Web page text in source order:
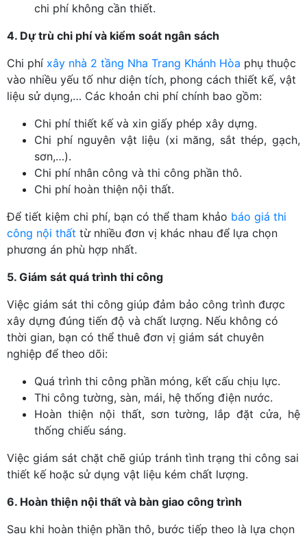
chi phí không cần thiết.
4. Dự trù chi phí và kiểm soát ngân sách
Chi phí xây nhà 2 tầng Nha Trang Khánh Hòa phụ thuộc
vào nhiều yếu tố như diện tích, phong cách thiết kế, vật
liệu sử dụng,… Các khoản chi phí chính bao gồm:
Chi phí thiết kế và xin giấy phép xây dựng.
Chi phí nguyên vật liệu (xi măng, sắt thép, gạch,
sơn,…).
Chi phí nhân công và thi công phần thô.
Chi phí hoàn thiện nội thất.
Để tiết kiệm chi phí, bạn có thể tham khảo báo giá thi
công nội thất từ nhiều đơn vị khác nhau để lựa chọn
phương án phù hợp nhất.
5. Giám sát quá trình thi công
Việc giám sát thi công giúp đảm bảo công trình được
xây dựng đúng tiến độ và chất lượng. Nếu không có
thời gian, bạn có thể thuê đơn vị giám sát chuyên
nghiệp để theo dõi:
Quá trình thi công phần móng, kết cấu chịu lực.
Thi công tường, sàn, mái, hệ thống điện nước.
Hoàn thiện nội thất, sơn tường, lắp đặt cửa, hệ
thống chiếu sáng.
Việc giám sát chặt chẽ giúp tránh tình trạng thi công sai
thiết kế hoặc sử dụng vật liệu kém chất lượng.
6. Hoàn thiện nội thất và bàn giao công trình
Sau khi hoàn thiện phần thô, bước tiếp theo là lựa chọn